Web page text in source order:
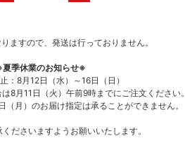
ますので、発送は行っておりません。
季休業のお知らせ※
：8月12日（水）～16日（日）
8月11日（火）午前9時までにご注文ください。
（月）のお届け指定は承ることができません。
ださいますようお願いいたします。